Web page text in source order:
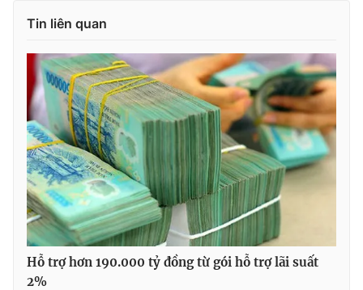
Tin liên quan
Hỗ trợ hơn 190.000 tỷ đồng từ gói hỗ trợ lãi suất
2%